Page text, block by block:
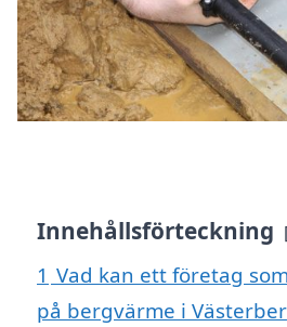
Innehållsförteckning
1 Vad kan ett företag
på bergvärme i